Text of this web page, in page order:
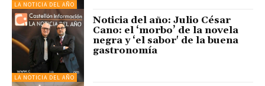
LA NOTICIA DEL AÑO
LA NOTICIA DEL AÑO
Noticia del año: Julio César
Cano: el ‘morbo’ de la novela
negra y ‘el sabor' de la buena
gastronomía